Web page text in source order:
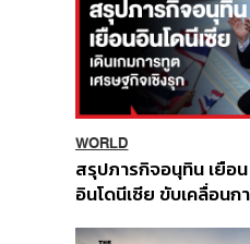
WORLD
สรุปภารกิจอนุทิน เยือน
อินโดนีเซีย ขับเคลื่อนก